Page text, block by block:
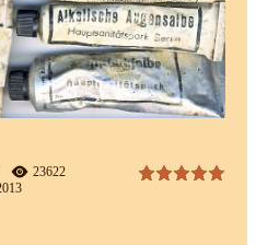
23622